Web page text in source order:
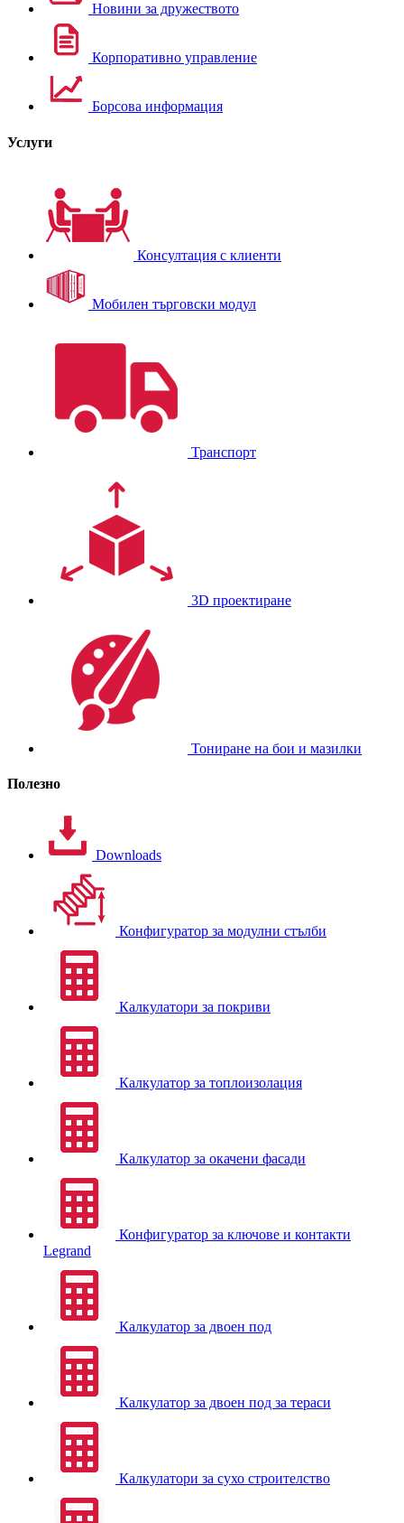
Новини за дружеството
Корпоративно управление
Борсова информация
Услуги
Консултация с клиенти
Мобилен търговски модул
Транспорт
3D проектиране
Тониране на бои и мазилки
Полезно
Downloads
Конфигуратор за модулни стълби
Калкулатори за покриви
Калкулатор за топлоизолация
Калкулатор за окачени фасади
Конфигуратор за ключове и контакти
Legrand
Калкулатор за двоен под
Калкулатор за двоен под за тераси
Калкулатори за сухо строителство